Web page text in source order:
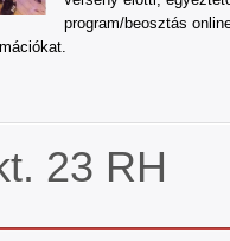
program/beosztás
23 RH